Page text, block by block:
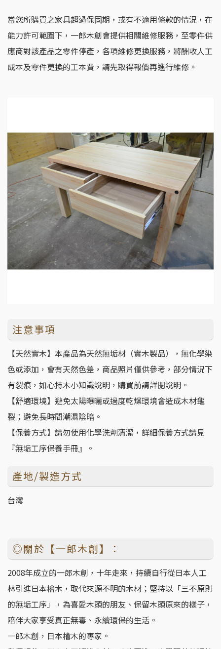
當您所購買之家具超過保固期，或有不適用條款的情況，在
能力許可範圍下，一郎木創會提供相關維修服務，至零件供
應商對該產品之零件停產，各項維修更換服務，將酬收人工
成本及零件更換的工本費，請先取得報價再進行維修。
注意事項
【天然實木】本產品為天然無垢材（實木製品），無化學染
色或添加，會有天然色差，商品照片僅供參考，部分情況下
有裂痕，如心持木小知識說明，購買前請詳閱說明。
【舒適環境】避免太陽曝曬或過度乾燥環境會造成木材龜
裂；避免長時間潮濕陰暗。
【保養方式】請勿使用化學洗劑清潔，詳細保養方式請見
『無垢工序保養手冊』。
產地/製造方式
台灣
◎關於【一郎木創】：
2008年成立的一郎木創，十年走來，持續自行從日本人工
林引進日本檜木，取代來源不明的木材；堅持以「三不原則
的無垢工序」，為喜愛木頭的朋友、保留木頭原來的樣子，
陪伴大家享受真正無毒、永續環保的生活。
一郎木創，日本檜木的專家。